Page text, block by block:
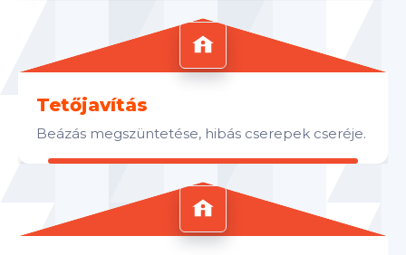
Tetőjavítás
Beázás megszüntetése, hibás cserepek cseréje.